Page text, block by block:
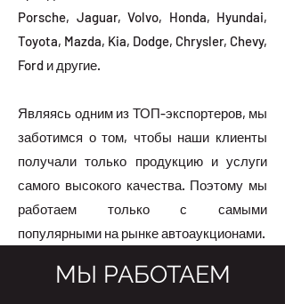
Porsche, Jaguar, Volvo, Honda, Hyundai,
Toyota, Mazda, Kia, Dodge, Chrysler, Chevy,
Ford и другие.
Являясь одним из ТОП-экспортеров, мы
заботимся о том, чтобы наши клиенты
получали только продукцию и услуги
самого высокого качества. Поэтому мы
работаем только с самыми
популярными на рынке автоаукционами.
МЫ РАБОТАЕМ